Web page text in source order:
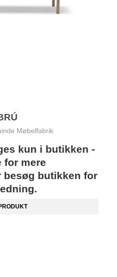
Møbelfabrik
kun i butikken -
for mere
besøg butikken for